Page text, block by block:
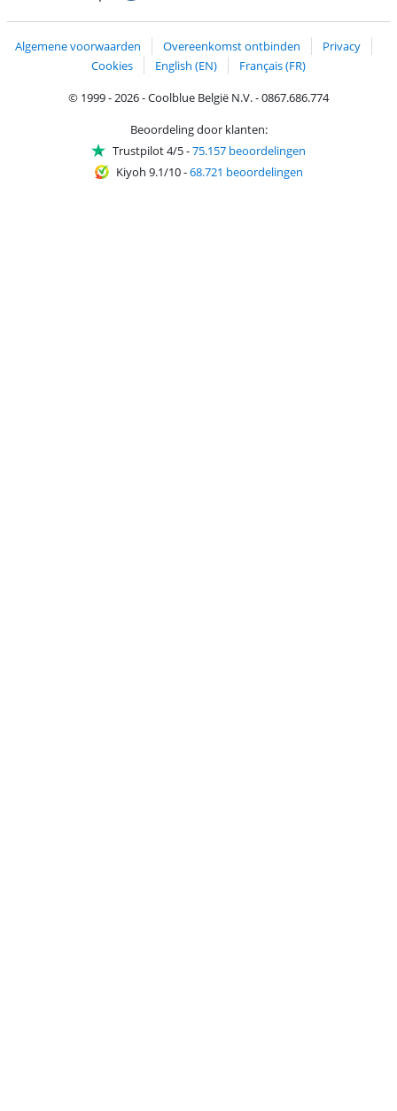
Algemene voorwaarden Overeenkomst ontbinden
Privacy
Cookies
English (EN)
Français (FR)
© 1999 - 2026 - Coolblue België N.V. - 0867.686.774
Beoordeling door klanten:
Trustpilot 4/5-75.157 beoordelingen
Kiyoh 9.1/10-68.721 beoordelingen